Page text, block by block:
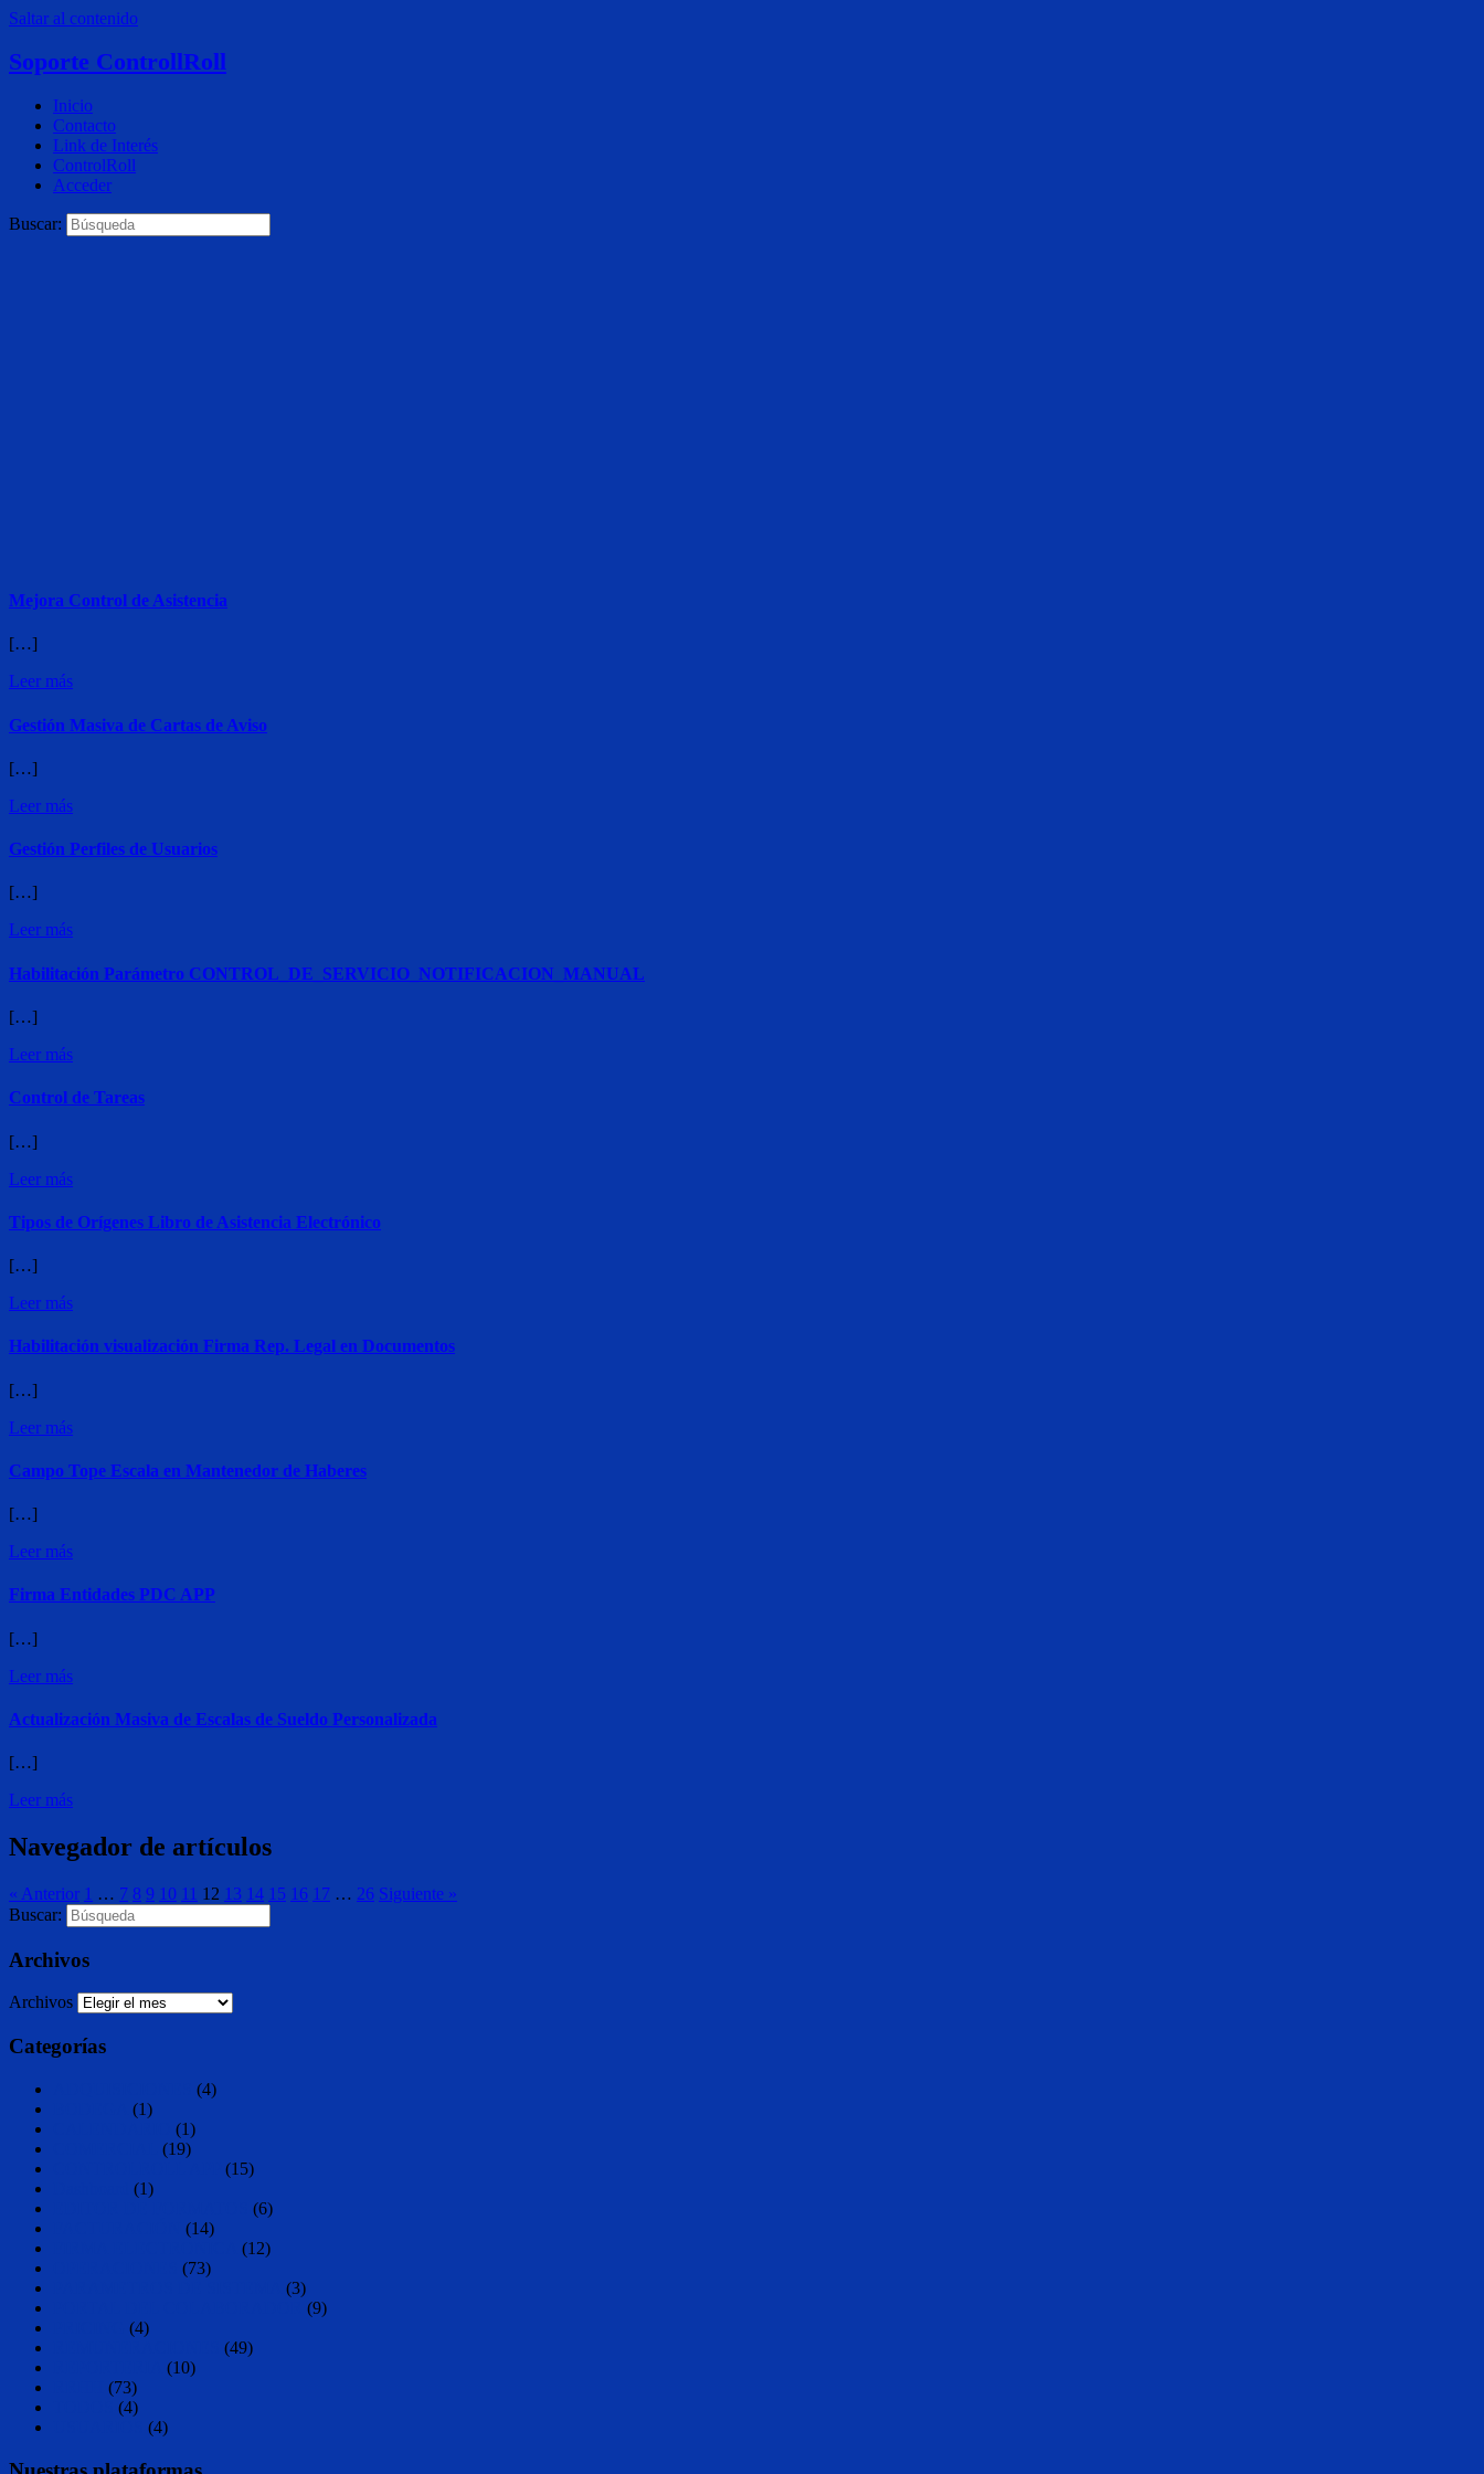
Saltar al contenido
Soporte ControllRoll
Inicio
Contacto
Link de Interés
ControlRoll
Acceder
Buscar:
Mejora Control de Asistencia
[…]
Leer más
Gestión Masiva de Cartas de Aviso
[…]
Leer más
Gestión Perfiles de Usuarios
[…]
Leer más
Habilitación Parámetro CONTROL_DE_SERVICIO_NOTIFICACION_MANUAL
[…]
Leer más
Control de Tareas
[…]
Leer más
Tipos de Orígenes Libro de Asistencia Electrónico
[…]
Leer más
Habilitación visualización Firma Rep. Legal en Documentos
[…]
Leer más
Campo Tope Escala en Mantenedor de Haberes
[…]
Leer más
Firma Entidades PDC APP
[…]
Leer más
Actualización Masiva de Escalas de Sueldo Personalizada
[…]
Leer más
Navegador de artículos
« Anterior 1 … 7 8 9 10 11 12 13 14 15 16 17 … 26 Siguiente »
Buscar:
Archivos
Archivos
Categorías
(4)
(1)
(1)
(19)
(15)
(1)
(6)
(14)
(12)
(73)
(3)
(9)
(4)
(49)
(10)
(73)
(4)
(4)